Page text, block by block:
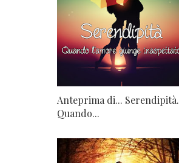
Anteprima di... Serendipità.
Quando...